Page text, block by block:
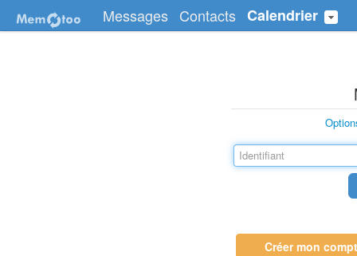
Messages Contacts Calendrier
Créer mon